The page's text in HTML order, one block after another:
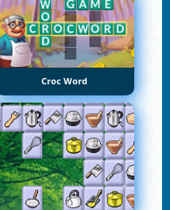
Croc Word